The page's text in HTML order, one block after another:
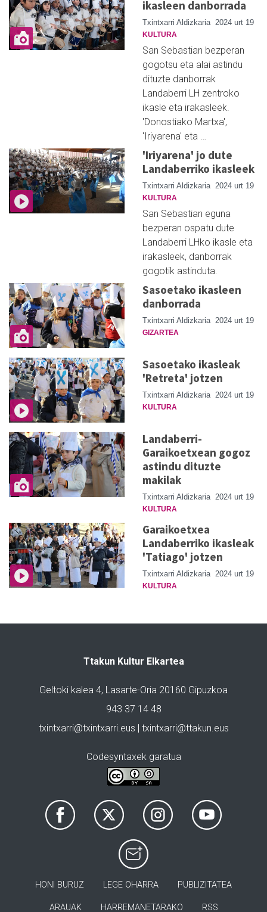
ikasleen danborrada
Txintxarri Aldizkaria 2024 urt 19
KULTURA
San Sebastian bezperan
gogotsu eta alai astindu
dituzte danborrak
Landaberri LH zentroko
ikasle eta irakasleek.
'Donostiako Martxa',
'Iriyarena' eta …
'Iriyarena' jo dute
Landaberriko ikasleek
Txintxarri Aldizkaria 2024 urt 19
KULTURA
San Sebastian eguna
bezperan ospatu dute
Landaberri LHko ikasle eta
irakasleek, danborrak
gogotik astinduta.
Sasoetako ikasleen
danborrada
Txintxarri Aldizkaria 2024 urt 19
GIZARTEA
Sasoetako ikasleak
'Retreta' jotzen
Txintxarri Aldizkaria 2024 urt 19
KULTURA
Landaberri-
Garaikoetxean gogoz
astindu dituzte
makilak
Txintxarri Aldizkaria 2024 urt 19
KULTURA
Garaikoetxea
Landaberriko ikasleak
'Tatiago' jotzen
Txintxarri Aldizkaria 2024 urt 19
KULTURA
Ttakun Kultur Elkartea
Geltoki kalea 4, Lasarte-Oria 20160 Gipuzkoa
943 37 14 48
txintxarri@txintxarri.eus | txintxarri@ttakun.eus
Codesyntaxek garatua
HONI BURUZ LEGE OHARRA PUBLIZITATEA
ARAUAK HARREMANETARAKO RSS